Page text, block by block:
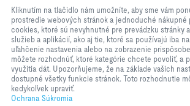
7:30 – 14:00
TROX NA SOCIÁLNYCH SIEŤACH
HOME Kontakty Impresum
Dodacie a Platobné
Ochrana Súkromia
procesy. Patria sem
sú nevyhnutné pre
stránky a pre kontrolu
služieb a aplikácií, ako aj
sa používajú iba na
účely, na uľahčenie
alebo na zobrazenie
prispôsobeného obsahu.
Kliknutím na tlačidlo nám umožníte, aby sme vám
prostredie webových stránok a jednoduché nákupné
cookies, ktoré sú nevyhnutné pre prevádzku stránky
služieb a aplikácií, ako aj tie, ktoré sa používajú iba
uľahčenie nastavenia alebo na zobrazenie
môžete rozhodnúť, ktoré kategórie chcete povoliť, a
využitia dát. Upozorňujeme, že na základe vašich
dostupné všetky funkcie stránok. Toto rozhodnutie
kedykoľvek upraviť.
Ochrana Súkromia